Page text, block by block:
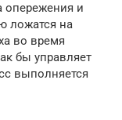
опережения и
ложатся на
во время
бы управляет
выполняется